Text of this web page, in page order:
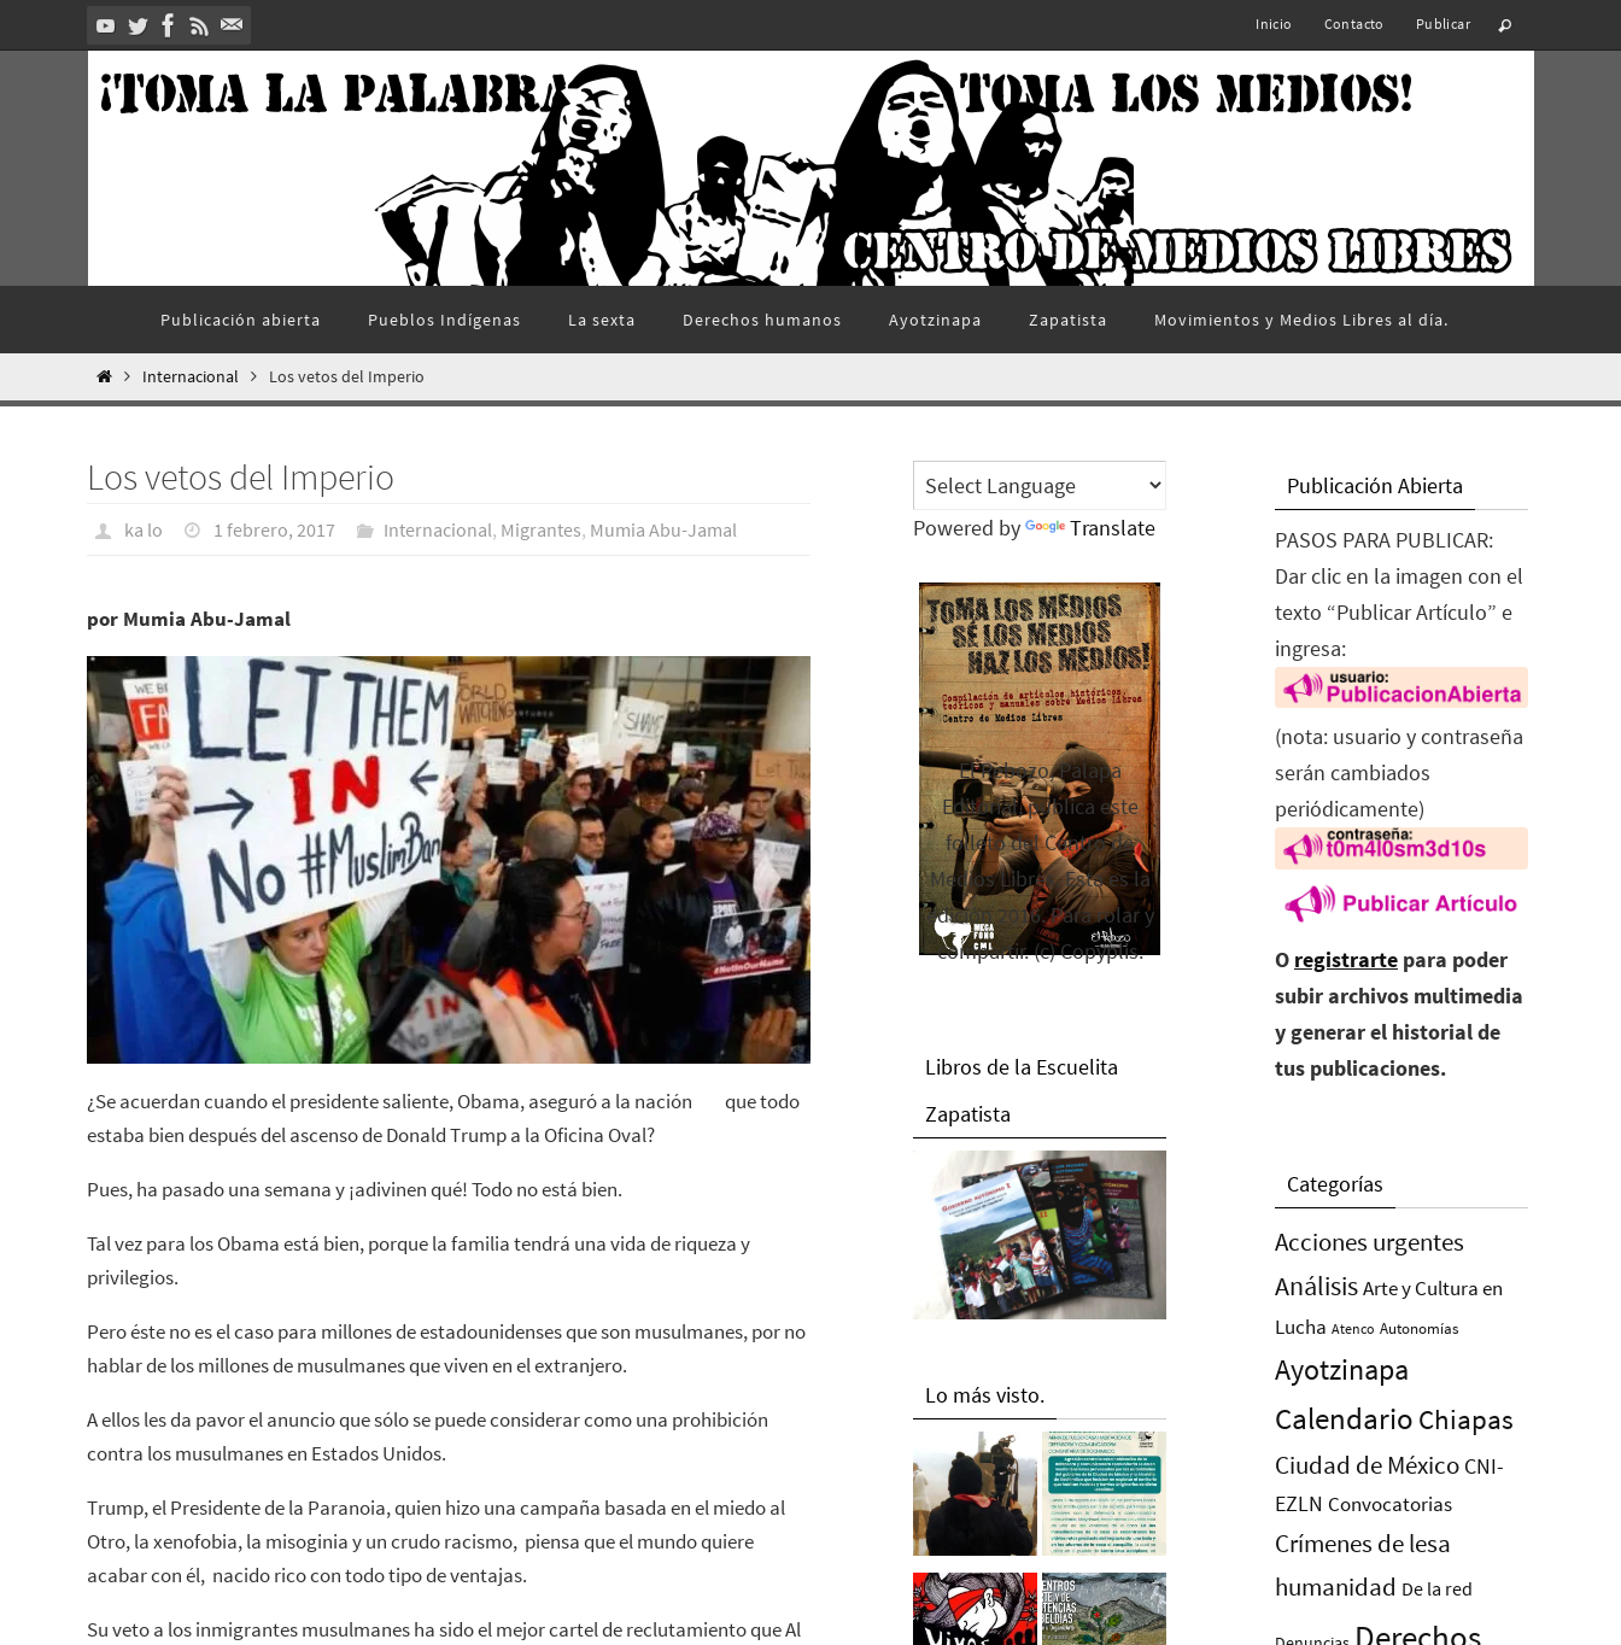
al
Inicio Contacto Publicar
contenido
Publicación abierta Pueblos Indí­genas La sexta Derechos humanos Ayotzinapa Zapatista Movimientos y Medios Libres al día.
InicioInternacional Los vetos del Imperio
Los vetos del Imperio
ka lo 1 febrero, 2017 Internacional, Migrantes, Mumia Abu-Jamal
por Mumia Abu-Jamal
¿Se acuerdan cuando el presidente saliente, Obama, aseguró a la nación que todo
estaba bien después del ascenso de Donald Trump a la Oficina Oval?
Pues, ha pasado una semana y ¡adivinen qué! Todo no está bien.
Tal vez para los Obama está bien, porque la familia tendrá una vida de riqueza y
privilegios.
Pero éste no es el caso para millones de estadounidenses que son musulmanes, por no
hablar de los millones de musulmanes que viven en el extranjero.
A ellos les da pavor el anuncio que sólo se puede considerar como una prohibición
contra los musulmanes en Estados Unidos.
Trump, el Presidente de la Paranoia, quien hizo una campaña basada en el miedo al
Otro, la xenofobia, la misoginia y un crudo racismo, piensa que el mundo quiere
acabar con él, nacido rico con todo tipo de ventajas.
Su veto a los inmigrantes musulmanes ha sido el mejor cartel de reclutamiento que Al
Powered by Translate
El Rebozo, Palapa
Editorial, publica este
folleto del Centro de
Medios Libres. Esta es la
edición 2016. Para rolar y
compartir. (c) Copyplis.
Libros de la Escuelita
Zapatista
Lo más visto.
Publicación Abierta
PASOS PARA PUBLICAR:
Dar clic en la imagen con el
texto “Publicar Artículo” e
ingresa:
(nota: usuario y contraseña
serán cambiados
periódicamente)
O registrarte para poder
subir archivos multimedia
y generar el historial de
tus publicaciones.
Categorías
Acciones urgentes
AnálisisArte y Cultura en
Lucha Atenco Autonomías
Ayotzinapa
Calendario Chiapas
Ciudad de México CNI-
EZLN Convocatorias
Crímenes de lesa
humanidad De la red